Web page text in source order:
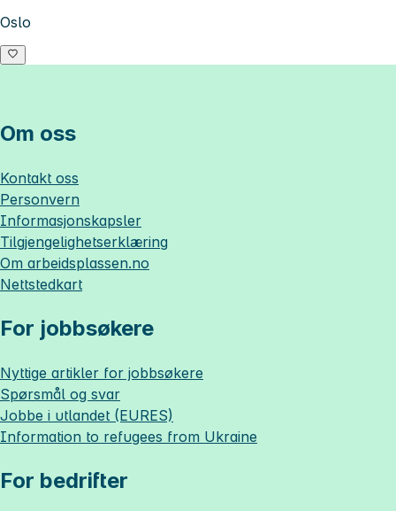
Oslo
Om oss
Kontakt oss
Personvern
Informasjonskapsler
Tilgjengelighetserklæring
Om arbeidsplassen.no
Nettstedkart
For jobbsøkere
Nyttige artikler for jobbsøkere
Spørsmål og svar
Jobbe i utlandet (EURES)
Information to refugees from Ukraine
For bedrifter